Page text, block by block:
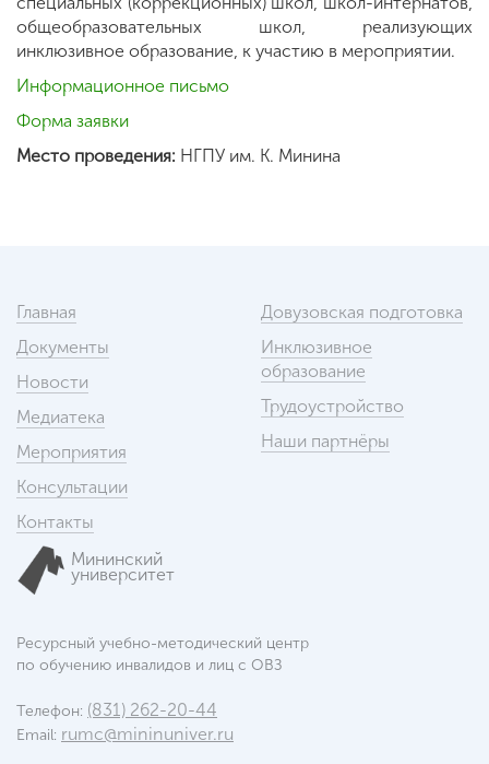
общеобразовательных школ, реализующих
инклюзивное образование, к участию в мероприятии.
Информационное письмо
Форма заявки
Место проведения: НГПУ им. К. Минина
Главная
Документы
Новости
Медиатека
Мероприятия
Консультации
Контакты
Довузовская подготовка
Инклюзивное
образование
Трудоустройство
Наши партнёры
Мининский
университет
Ресурсный учебно-методический центр
по обучению инвалидов и лиц с ОВЗ
Телефон: (831) 262-20-44
Email: rumc@mininuniver.ru